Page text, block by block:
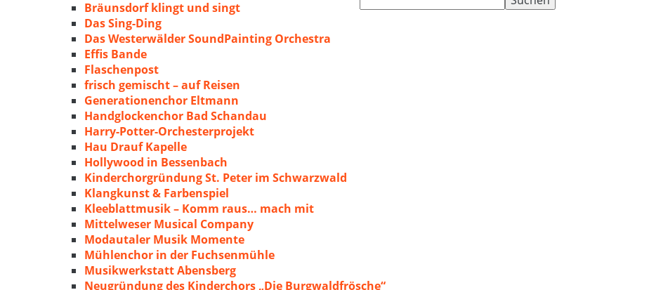
nach:
Bräunsdorf klingt und singt
Das Sing-Ding
Das Westerwälder SoundPainting Orchestra
Effis Bande
Flaschenpost
frisch gemischt – auf Reisen
Generationenchor Eltmann
Handglockenchor Bad Schandau
Harry-Potter-Orchesterprojekt
Hau Drauf Kapelle
Hollywood in Bessenbach
Kinderchorgründung St. Peter im Schwarzwald
Klangkunst & Farbenspiel
Kleeblattmusik – Komm raus… mach mit
Mittelweser Musical Company
Modautaler Musik Momente
Mühlenchor in der Fuchsenmühle
Musikwerkstatt Abensberg
Neugründung des Kinderchors „Die Burgwaldfrösche“